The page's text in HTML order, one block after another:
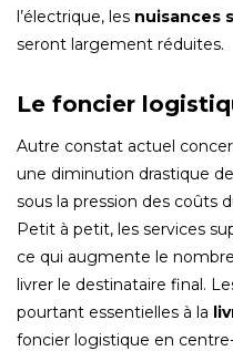
l’électrique, les nuisances
seront largement réduites.
Le foncier
Autre constat actuel
une diminution drastique
sous la pression des coûts
Petit à petit, les services
ce qui augmente le
livrer le destinataire final.
pourtant essentielles à la
foncier logistique en